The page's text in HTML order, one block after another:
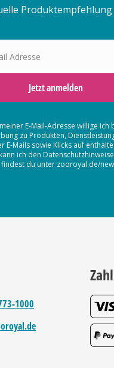
Produktempfehlung
Adresse
Jetzt anmelden
E-Mail-Adresse willige ich
zu Produkten,
E-Mails sowie Klicks auf
ich den
du unter zooroyal.de/
1000